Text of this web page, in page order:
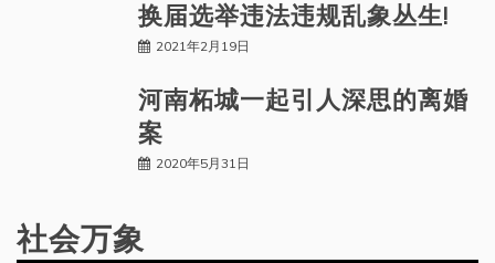
换届选举违法违规乱象丛生!
2021年2月19日
河南柘城一起引人深思的离婚
案
2020年5月31日
社会万象